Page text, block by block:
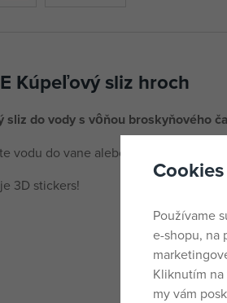
Kúpeľový sliz hroch
sliz do vody s vôňou broskyňového
vodu do vane alebo hoci len škopku a
3D stickers!
Cookies
Používame
e-shopu, na
Kliknutím
my vám